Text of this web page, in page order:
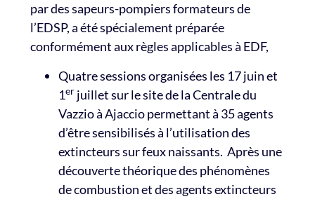
par des sapeurs-pompiers formateurs de
l’EDSP, a été spécialement préparée
conformément aux règles applicables à EDF,
Quatre sessions organisées les 17 juin et
1erjuillet sur le site de la Centrale du
Vazzio à Ajaccio permettant à 35 agents
d’être sensibilisés à l’utilisation des
extincteurs sur feux naissants. Après une
découverte théorique des phénomènes
de combustion et des agents extincteurs